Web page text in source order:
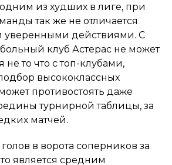
из худших в лиге, при
так же не отличается
уверенными действиями. С
клуб Астерас не может
не то что с топ-клубами,
высококлассных
противостоять даже
турнирной таблицы, за
матчей.
голов в ворота соперников за
является средним